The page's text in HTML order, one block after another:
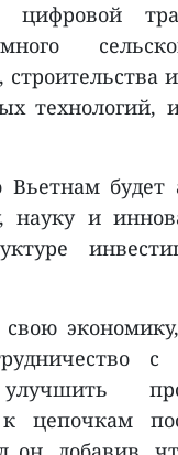
цифровой
технологий,
будет
науку и
цепочкам